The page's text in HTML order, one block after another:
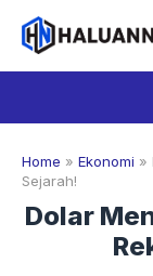
Langsung
isi
Home » Ekonomi »
Sejarah!
Dolar